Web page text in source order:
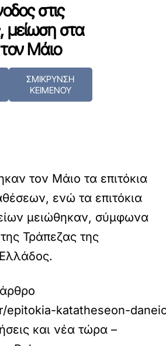
στις
μείωση στα
Μάιο
ΣΜΙΚΡΥΝΣΗ
ΚΕΙΜΕΝΟΥ
τον Μάιο τα επιτόκια
ενώ τα επιτόκια
μειώθηκαν, σύμφωνα
Τράπεζας της
Ελλάδος.
epitokia-katatheseon-
και νέα τώρα –